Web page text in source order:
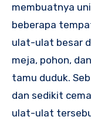
membuatnya
beberapa
ulat-ulat besar
meja, pohon,
tamu duduk.
dan sedikit
ulat-ulat